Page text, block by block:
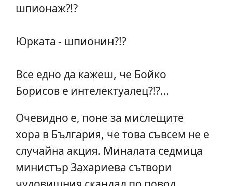
шпионаж?!?
Юрката - шпионин?!?
Все едно да кажеш, че Бойко
Борисов е интелектуалец?!?...
Очевидно е, поне за мислещите
хора в България, че това съвсем не е
случайна акция. Миналата седмица
министър Захариева сътвори